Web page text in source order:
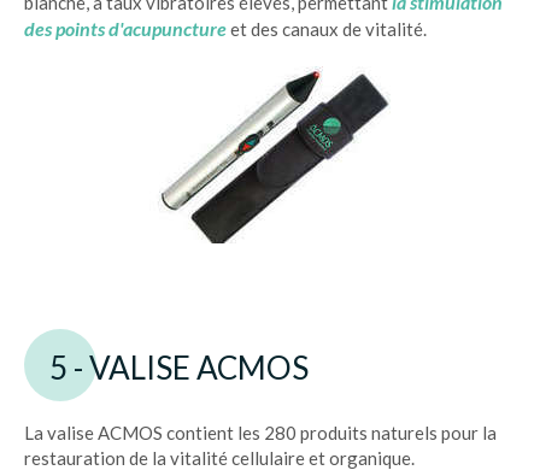
des points d'acupunctureet des canaux de vitalité.
5 - VALISE ACMOS
La valise ACMOS contient les 280 produits naturels pour la
restauration de la vitalité cellulaire et organique.